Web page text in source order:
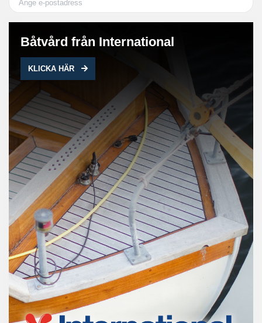
Båtvård från International
KLICKA HÄR